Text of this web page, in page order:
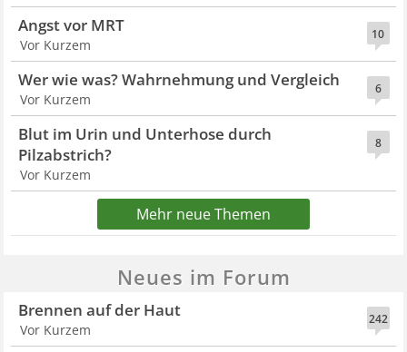
10
Angst vor MRT
Vor Kurzem
6
Wer wie was? Wahrnehmung und Vergleich
Vor Kurzem
8
Blut im Urin und Unterhose durch
Pilzabstrich?
Vor Kurzem
Mehr neue Themen
Neues im Forum
242
Brennen auf der Haut
Vor Kurzem